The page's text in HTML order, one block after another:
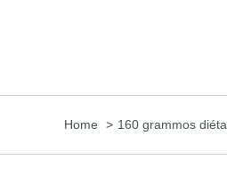
Home 160 grammos diéta